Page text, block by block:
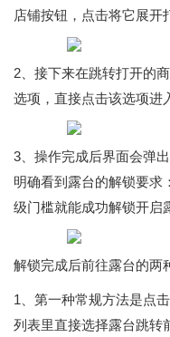
店铺按钮，点击将它展开
2、接下来在跳转打开的
选项，直接点击该选项进
3、操作完成后界面会弹
明确看到露台的解锁要求
级门槛就能成功解锁开启
解锁完成后前往露台的两
1、第一种常规方法是点
列表里直接选择露台跳转